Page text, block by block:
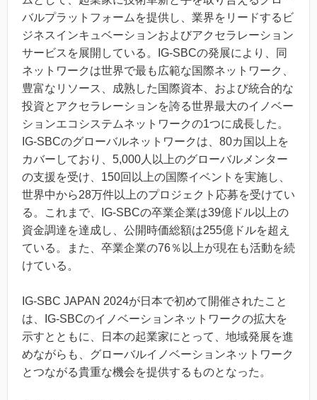
バルプラットフォームを提供し、業界をリードするビ
ジネスインキュベーションおよびアクセラレーション
サービスを展開している。IG-SBCの発展により、同
ネットワークは世界で最も広範な国際ネットワーク、
豊富なリソース、成熟した国際資本、および統合的な
投資とアクセラレーションを誇る世界最大のイノベー
ションエコシステムネットワークの1つに成長した。
IG-SBCのグローバルネットワークは、80カ国以上を
カバーしており、5,000人以上のグローバルメンター
の支援を受け、150回以上の国際イベントを実施し、
世界中から28万件以上のプロジェクト応募を受けてい
る。これまで、IG-SBCの卒業企業は39億ドル以上の
資金調達を達成し、公開時価総額は255億ドルを超え
ている。また、卒業企業の76％以上が現在も活動を続
けている。
IG-SBC JAPAN 2024が日本で初めて開催されたこと
は、IG-SBCのイノベーションネットワークの拡大を
示すとともに、日本の起業家にとって、地域発展を進
めながらも、グローバルイノベーションネットワーク
とつながる貴重な機会を提供するものとなった。